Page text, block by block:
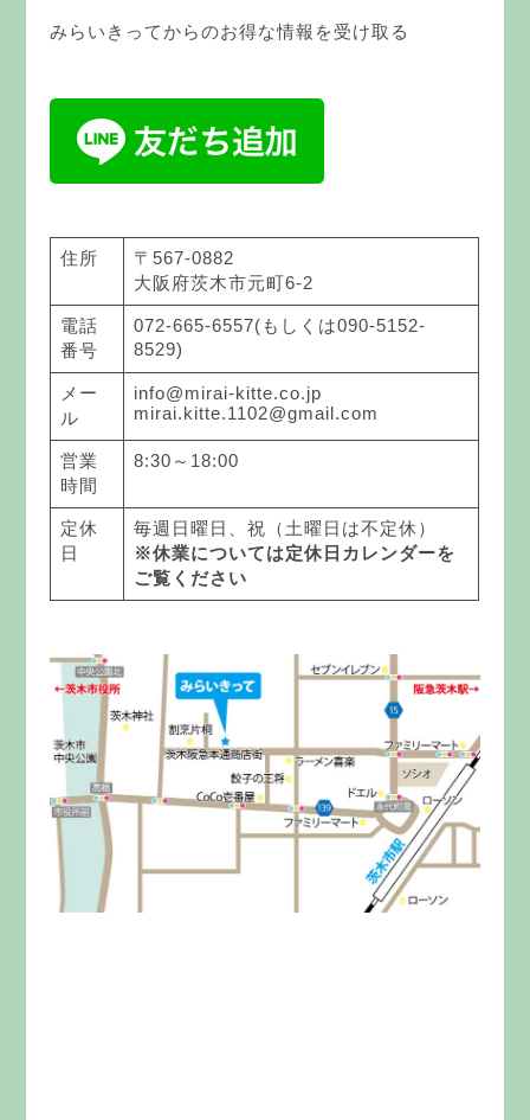
みらいきってからのお得な情報を受け取る
住所
〒567-0882
大阪府茨木市元町6-2
電話
番号
072-665-6557(もしくは090-5152-
8529)
メー
ル
info@mirai-kitte.co.jp
mirai.kitte.1102@gmail.com
営業
時間
8:30～18:00
定休
日
毎週日曜日、祝（土曜日は不定休）
※休業については定休日カレンダーを
ご覧ください